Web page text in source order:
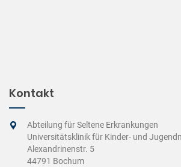
Kontakt
Abteilung für Seltene Erkrankungen
Universitätsklinik für Kinder- und
Alexandrinenstr. 5
44791 Bochum